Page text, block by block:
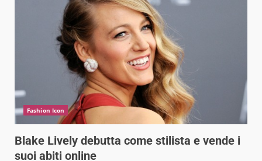
Fashion Icon
Blake Lively debutta come stilista e vende i
suoi abiti online